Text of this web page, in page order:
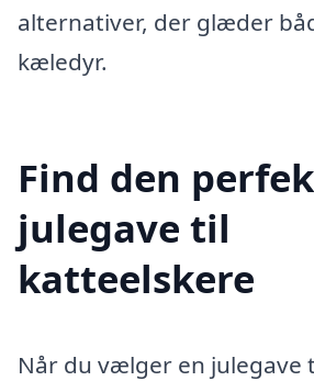
alternativer, der glæder
kæledyr.
Find den
julegave til
katteelskere
Når du vælger en julegave